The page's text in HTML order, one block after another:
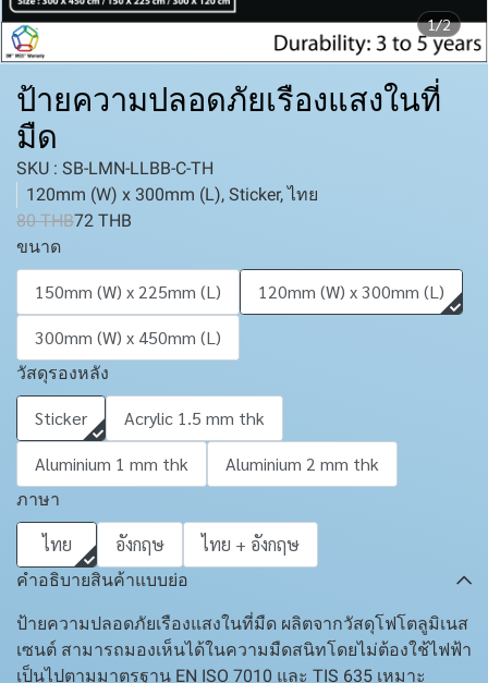
1/2
ป้ายความปลอดภัยเรืองแสงในที่
มืด
SKU : SB-LMN-LLBB-C-TH
120mm (W) x 300mm (L), Sticker, ไทย
80 THB72 THB
ขนาด
150mm (W) x 225mm (L)
120mm (W) x 300mm (L)
300mm (W) x 450mm (L)
วัสดุรองหลัง
Sticker
Acrylic 1.5 mm thk
Aluminium 1 mm thk
Aluminium 2 mm thk
ภาษา
ไทย อังกฤษ ไทย + อังกฤษ
คำอธิบายสินค้าแบบย่อ
ป้ายความปลอดภัยเรืองแสงในที่มืด ผลิตจากวัสดุโฟโตลูมิเนส
เซนต์ สามารถมองเห็นได้ในความมืดสนิทโดยไม่ต้องใช้ไฟฟ้า
เป็นไปตามมาตรฐาน EN ISO 7010 และ TIS 635 เหมาะ